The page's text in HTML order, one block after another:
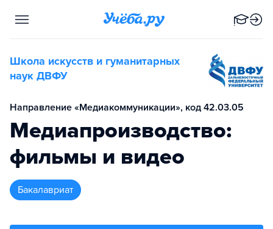
Школа искусств и гуманитарных
наук ДВФУ
Направление «Медиакоммуникации», код 42.03.05
Медиапроизводство:
фильмы и видео
бакалавриат